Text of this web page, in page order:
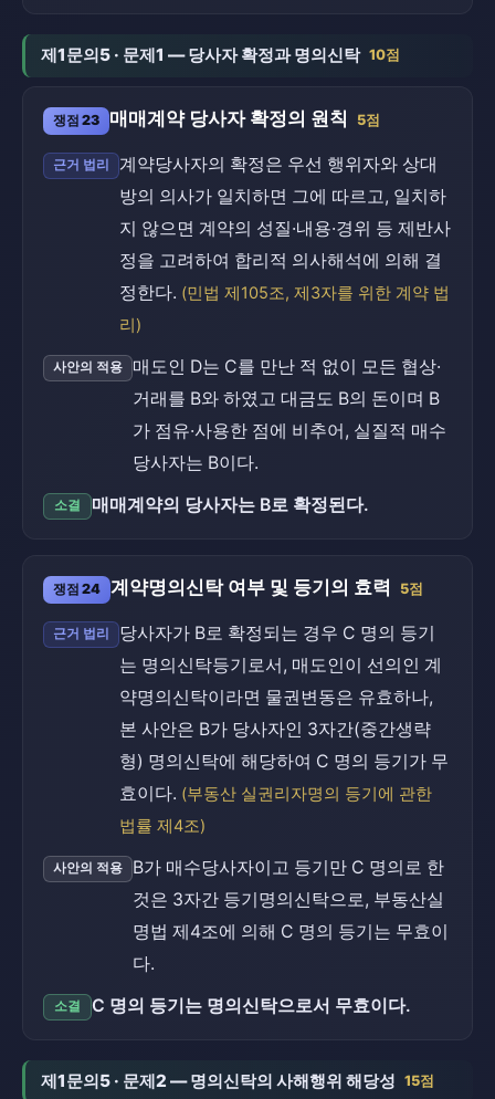
제1문의5 · 문제1 — 당사자 확정과 명의신탁 10점
쟁점 23 매매계약 당사자 확정의 원칙 5점
근거 법리
계약당사자의 확정은 우선 행위자와 상대
방의 의사가 일치하면 그에 따르고, 일치하
지 않으면 계약의 성질·내용·경위 등 제반사
정을 고려하여 합리적 의사해석에 의해 결
정한다. (민법 제105조, 제3자를 위한 계약 법
리)
사안의 적용
매도인 D는 C를 만난 적 없이 모든 협상·
거래를 B와 하였고 대금도 B의 돈이며 B
가 점유·사용한 점에 비추어, 실질적 매수
당사자는 B이다.
소결 매매계약의 당사자는 B로 확정된다.
쟁점 24 계약명의신탁 여부 및 등기의 효력 5점
근거 법리
당사자가 B로 확정되는 경우 C 명의 등기
는 명의신탁등기로서, 매도인이 선의인 계
약명의신탁이라면 물권변동은 유효하나,
본 사안은 B가 당사자인 3자간(중간생략
형) 명의신탁에 해당하여 C 명의 등기가 무
효이다. (부동산 실권리자명의 등기에 관한
법률 제4조)
사안의 적용
B가 매수당사자이고 등기만 C 명의로 한
것은 3자간 등기명의신탁으로, 부동산실
명법 제4조에 의해 C 명의 등기는 무효이
다.
소결 C 명의 등기는 명의신탁으로서 무효이다.
제1문의5 · 문제2 — 명의신탁의 사해행위 해당성 15점